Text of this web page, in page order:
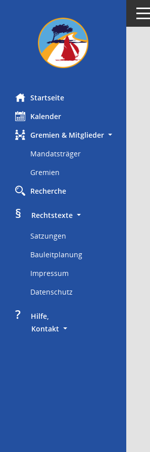
Startseite
Kalender
Gremien & Mitglieder
Mandatsträger
Gremien
Recherche
§
     Rechtstexte
Satzungen
Bauleitplanung
Impressum
Datenschutz
?
     Hilfe,
Kontakt